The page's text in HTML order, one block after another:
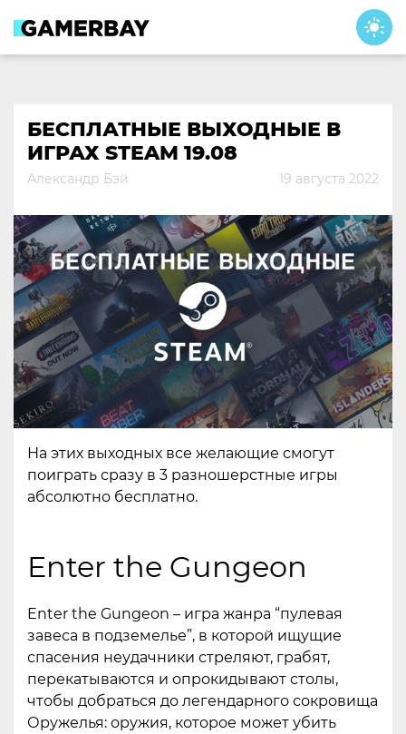
content
БЕСПЛАТНЫЕ ВЫХОДНЫЕ В
ИГРАХ STEAM 19.08
Александр Бэй 19 августа 2022
На этих выходных все желающие смогут
поиграть сразу в 3 разношерстные игры
абсолютно бесплатно.
Enter the Gungeon
Enter the Gungeon – игра жанра “пулевая
завеса в подземелье”, в которой ищущие
спасения неудачники стреляют, грабят,
перекатываются и опрокидывают столы,
чтобы добраться до легендарного сокровища
Оружелья: оружия, которое может убить